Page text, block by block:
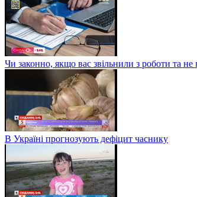
Чи законно, якщо вас звільнили з роботи та
В Україні прогнозують дефіцит часнику